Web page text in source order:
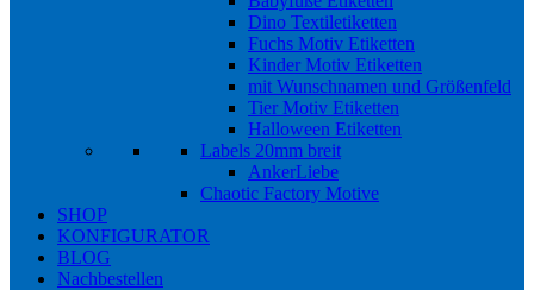
Dino Textiletiketten
Fuchs Motiv Etiketten
Kinder Motiv Etiketten
mit Wunschnamen und Größenfeld
Tier Motiv Etiketten
Halloween Etiketten
Labels 20mm breit
AnkerLiebe
Chaotic Factory Motive
SHOP
KONFIGURATOR
BLOG
Nachbestellen